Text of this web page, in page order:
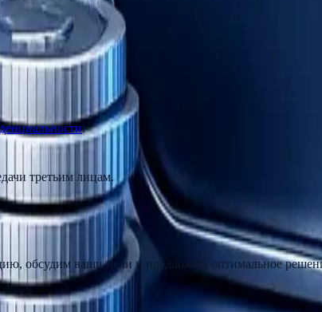
.
третьим лицам.
обсудим ваши цели и предложим оптимальное